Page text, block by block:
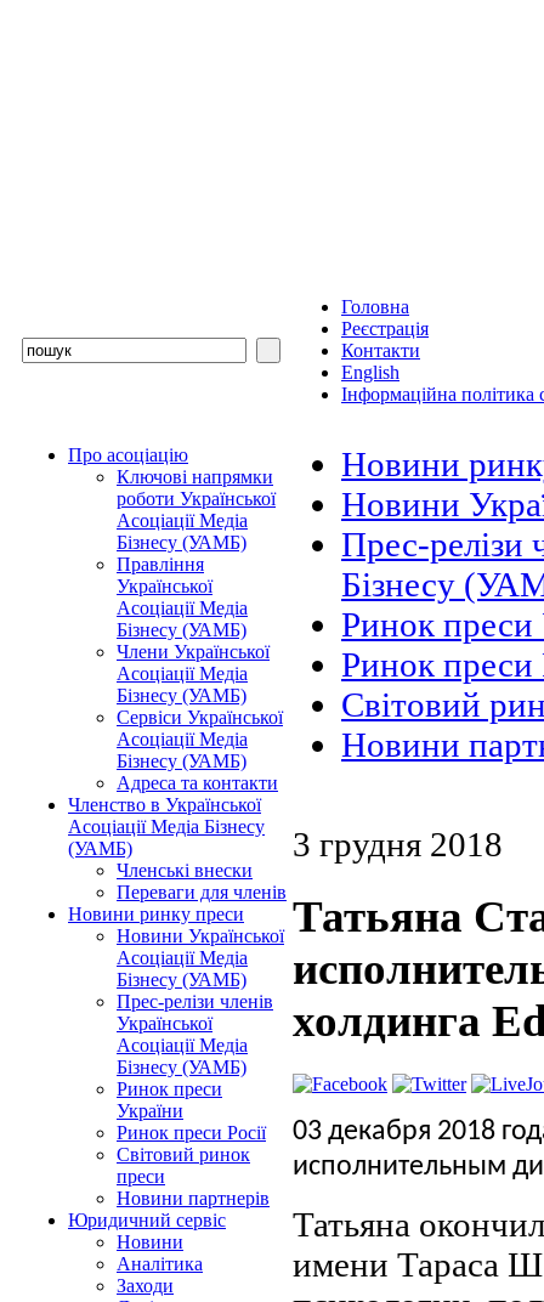
Головна
Реєстрація
Контакти
English
Інформаційна політика
Про асоціацію
Ключові напрямки
роботи Української
Асоціації Медіа
Бізнесу (УАМБ)
Правління
Української
Асоціації Медіа
Бізнесу (УАМБ)
Члени Української
Асоціації Медіа
Бізнесу (УАМБ)
Сервіси Української
Асоціації Медіа
Бізнесу (УАМБ)
Адреса та контакти
Членство в Української
Асоціації Медіа Бізнесу
(УАМБ)
Членські внески
Переваги для членів
Новини ринку преси
Новини Української
Асоціації Медіа
Бізнесу (УАМБ)
Прес-релізи членів
Української
Асоціації Медіа
Бізнесу (УАМБ)
Ринок преси
України
Ринок преси Росії
Світовий ринок
преси
Новини партнерів
Юридичний сервіс
Новини
Аналітика
Заходи
Новини
Новини
Прес-релізи
Бізнесу
Ринок преси
Ринок преси
Світовий
Новини
3 грудня 2018
Татьяна
холдинга
03 декабря 2018
исполнительным
Татьяна
имени Тараса